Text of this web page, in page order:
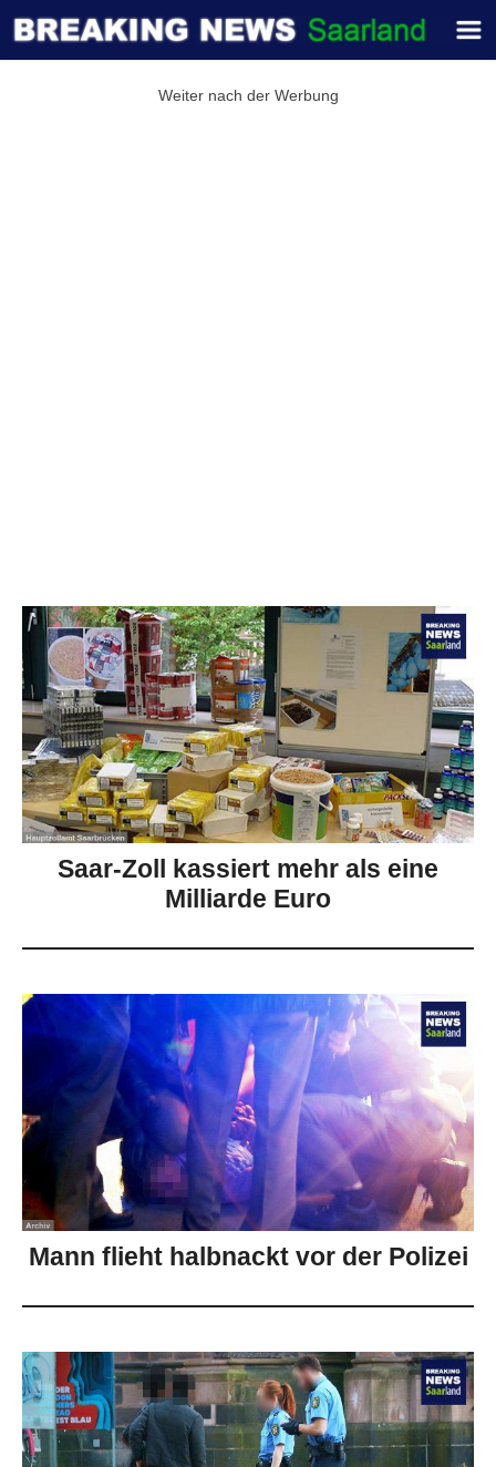
Weiter nach der Werbung
Saar-Zoll kassiert mehr als eine
Milliarde Euro
Mann flieht halbnackt vor der Polizei